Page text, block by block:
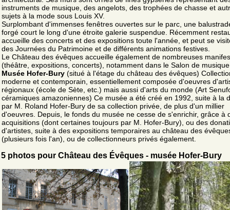
instruments de musique, des angelots, des trophées de chasse et
sujets à la mode sous Louis XV.
Surplombant d'immenses fenêtres ouvertes sur le parc, une
forgé court le long d'une étroite galerie suspendue. Récemment
accueille des concerts et des expositions toute l'année, et peut se
des Journées du Patrimoine et de différents animations festives.
Le Château des évêques accueille également de nombreuses
(théâtre, expositions, concerts), notamment dans le Salon de
Musée Hofer-Bury (situé à l'étage du château des évêques)
moderne et contemporain, essentiellement composée d'oeuvres
régionaux (école de Sète, etc.) mais aussi d'arts du monde (Art
céramiques amazoniennes) Ce musée a été créé en 1992, suite à la
par M. Roland Hofer-Bury de sa collection privée, de plus d'un millier
d'oeuvres. Depuis, le fonds du musée ne cesse de s'enrichir, grâce à
acquisitions (dont certaines toujours par M. Hofer-Bury), ou des
d'artistes, suite à des expositions temporaires au château des
(plusieurs fois l'an), ou de collectionneurs privés également.
5 photos pour Château des Évêques - musée Hofer-Bury